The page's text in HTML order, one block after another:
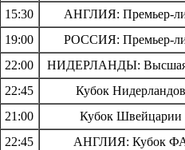
15:30 АНГЛИЯ: Премьер-
19:00 РОССИЯ: Премьер-
22:00 НИДЕРЛАНДЫ: Высшая
22:45 Кубок Нидерландов
21:00 Кубок Швейцарии
22:45 АНГЛИЯ: Кубок